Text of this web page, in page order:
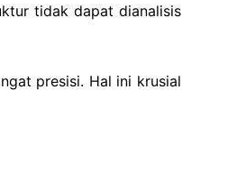
tidak dapat dianalisis
presisi. Hal ini krusial